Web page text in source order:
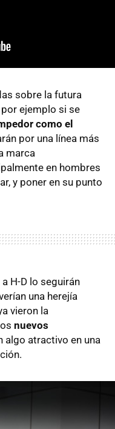
sobre la futura
ejemplo si se
como el
por una línea más
marca
en hombres
y poner en su punto
H-D lo seguirán
una herejía
vieron la
nuevos
algo atractivo en una